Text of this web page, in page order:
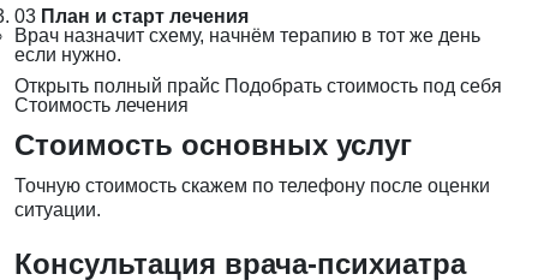
03 План и старт лечения
Врач назначит схему, начнём терапию в тот же день
если нужно.
Открыть полный прайс Подобрать стоимость под себя
Стоимость лечения
Стоимость основных услуг
Точную стоимость скажем по телефону после оценки
ситуации.
Консультация врача-психиатра